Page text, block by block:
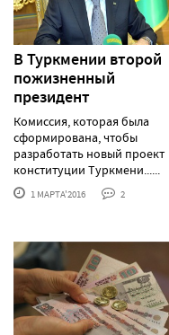
В Туркмении второй
пожизненный
президент
Комиссия, которая была
сформирована, чтобы
разработать новый проект
конституции Туркмени......
1 МАРТА'2016 2